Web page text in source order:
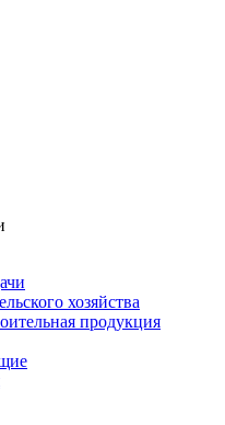
хозяйства
продукция